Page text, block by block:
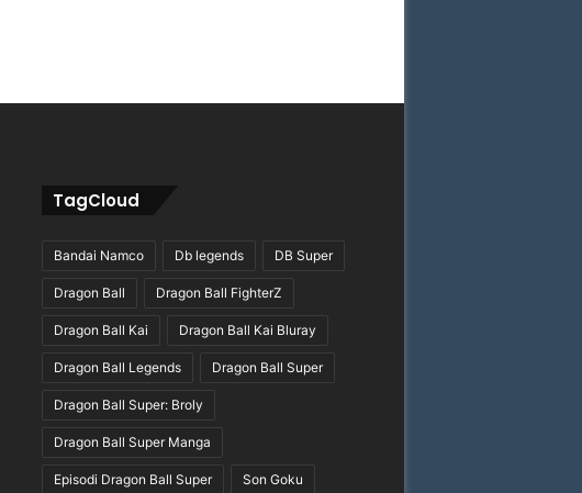
TagCloud
Bandai Namco Db legends DB Super
Dragon Ball Dragon Ball FighterZ
Dragon Ball Kai Dragon Ball Kai Bluray
Dragon Ball Legends Dragon Ball Super
Dragon Ball Super: Broly
Dragon Ball Super Manga
Episodi Dragon Ball Super Son Goku